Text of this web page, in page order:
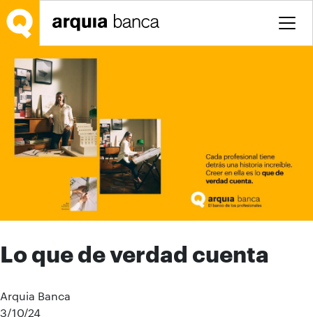
Saltar al contenido principal
Lo que de verdad cuenta
Arquia Banca
3/10/24